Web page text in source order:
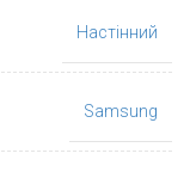
Настінний
Samsung